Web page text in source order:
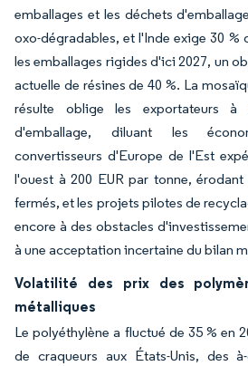
emballages et les déchets
oxo-dégradables, et l'Inde exige 30 %
les emballages rigides d'ici 2027, un
actuelle de résines de 40 %. La
résulte oblige les exportateurs à
d'emballage, diluant les
convertisseurs d'Europe de l'Est
l'ouest à 200 EUR par tonne,
fermés, et les projets pilotes de
encore à des obstacles
à une acceptation incertaine du bilan
Volatilité des prix des
métalliques
Le polyéthylène a fluctué de 35 % en
de craqueurs aux États-Unis, des